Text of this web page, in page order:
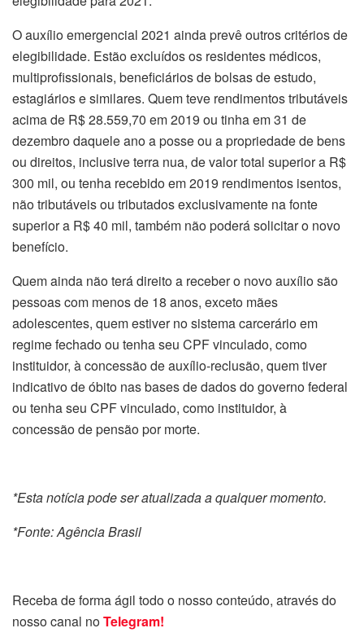
O auxílio emergencial 2021 ainda prevê outros critérios de
elegibilidade. Estão excluídos os residentes médicos,
multiprofissionais, beneficiários de bolsas de estudo,
estagiários e similares. Quem teve rendimentos tributáveis
acima de R$ 28.559,70 em 2019 ou tinha em 31 de
dezembro daquele ano a posse ou a propriedade de bens
ou direitos, inclusive terra nua, de valor total superior a R$
300 mil, ou tenha recebido em 2019 rendimentos isentos,
não tributáveis ou tributados exclusivamente na fonte
superior a R$ 40 mil, também não poderá solicitar o novo
benefício.
Quem ainda não terá direito a receber o novo auxílio são
pessoas com menos de 18 anos, exceto mães
adolescentes, quem estiver no sistema carcerário em
regime fechado ou tenha seu CPF vinculado, como
instituidor, à concessão de auxílio-reclusão, quem tiver
indicativo de óbito nas bases de dados do governo federal
ou tenha seu CPF vinculado, como instituidor, à
concessão de pensão por morte.
*Esta notícia pode ser atualizada a qualquer momento.
*Fonte: Agência Brasil
Receba de forma ágil todo o nosso conteúdo, através do
nosso canal noTelegram!